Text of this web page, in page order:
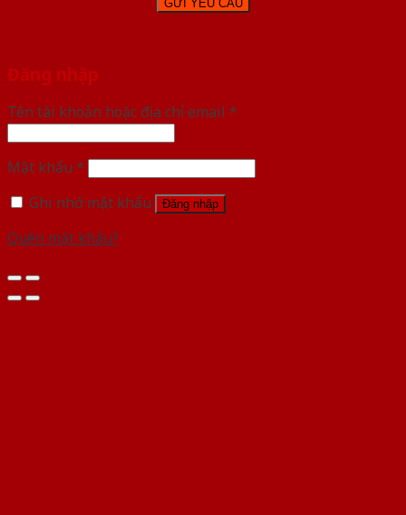
Đăng nhập
Tên tài khoản hoặc địa chỉ email *
Mật khẩu *
Ghi nhớ mật khẩu
Đăng nhập
Quên mật khẩu?